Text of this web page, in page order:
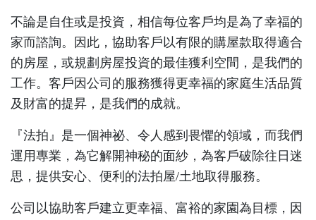
不論是自住或是投資，相信每位客戶均是為了幸福的
家而諮詢。因此，協助客戶以有限的購屋款取得適合
的房屋，或規劃房屋投資的最佳獲利空間，是我們的
工作。客戶因公司的服務獲得更幸福的家庭生活品質
及財富的提昇，是我們的成就。
『法拍』是一個神祕、令人感到畏懼的領域，而我們
運用專業，為它解開神秘的面紗，為客戶破除往日迷
思，提供安心、便利的法拍屋/土地取得服務。
公司以協助客戶建立更幸福、富裕的家園為目標，因